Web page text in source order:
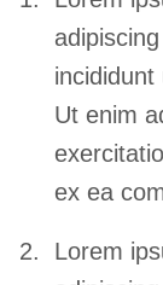
Ut enim
ex ea
Lorem